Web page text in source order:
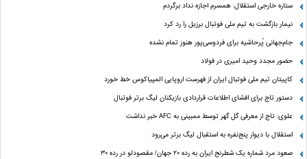
ستاره خارجی استقلال: همسرم اجازه نداد برگردم
نیمار بازگشت به تیم ملی فوتبال برزیل را رد کرد
جام‌جهانی پُرحاشیه برای فردوسی‌پور هنوز تمام نشده
حضور مجدد وحید امیری در فولاد
کاپیتان تیم ملی فوتبال ایران از فهرست اروپایی المپیاکوس خط خورد
دستور تاج برای افشای اطلاعات قراردادی بازیکنان لیگ برتر فوتبال
علوی: تاج از معرفی گل گهر توسط ممبینی به AFC خبر نداشت
استقلال با دیوار پنج‌نفره به استقبال لیگ برتر می‌رود
صعود مرد شماره یک شطرنج ایران به رده ۲۰ جهان/ مقصودلو در رده ۳۰